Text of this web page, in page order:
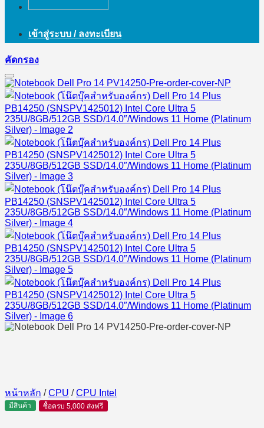
เข้าสู่ระบบ / ลงทะเบียน
คัดกรอง
หน้าหลัก / CPU / CPU Intel
มีสินค้า ซื้อครบ 5,000 ส่งฟรี